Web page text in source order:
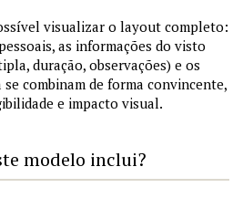
visualizar o layout completo:
as informações do visto
duração, observações) e os
combinam de forma convincente,
e impacto visual.
modelo inclui?